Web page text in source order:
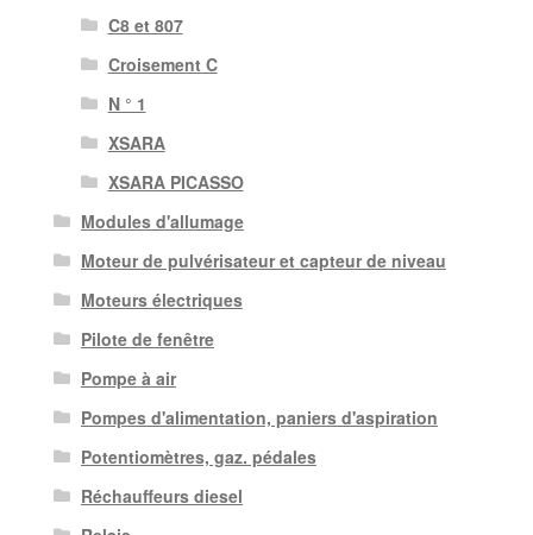
C8 et 807
Croisement C
N ° 1
XSARA
XSARA PICASSO
Modules d'allumage
Moteur de pulvérisateur et capteur de niveau
Moteurs électriques
Pilote de fenêtre
Pompe à air
Pompes d'alimentation, paniers d'aspiration
Potentiomètres, gaz. pédales
Réchauffeurs diesel